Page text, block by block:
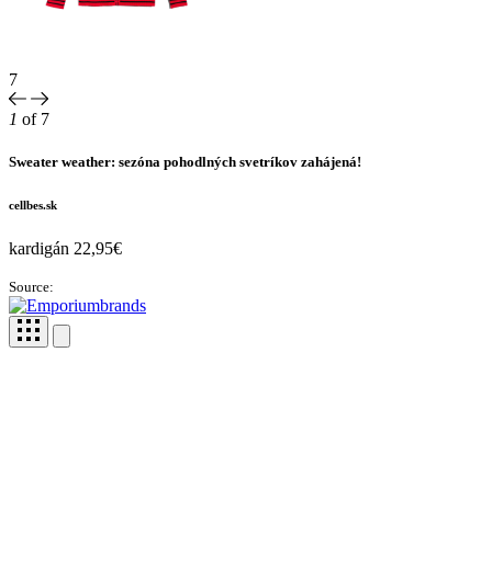
7
1 of 7
Sweater weather: sezóna pohodlných svetríkov zahájená!
cellbes.sk
kardigán 22,95€
Source: